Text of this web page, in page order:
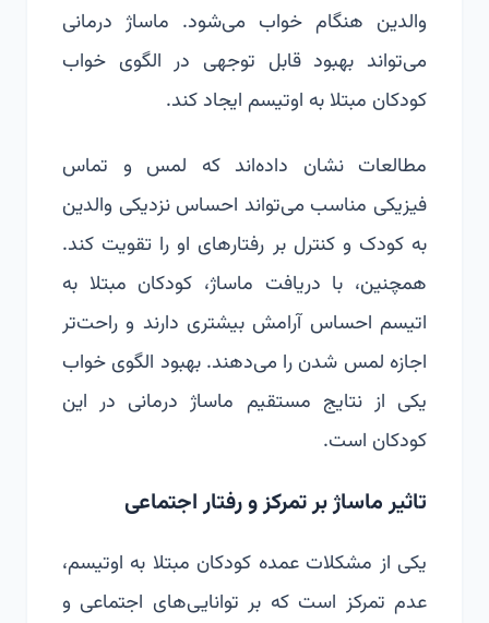
والدین هنگام خواب می‌شود. ماساژ درمانی
می‌تواند بهبود قابل توجهی در الگوی خواب
کودکان مبتلا به اوتیسم ایجاد کند.
مطالعات نشان داده‌اند که لمس و تماس
فیزیکی مناسب می‌تواند احساس نزدیکی والدین
به کودک و کنترل بر رفتارهای او را تقویت کند.
همچنین، با دریافت ماساژ، کودکان مبتلا به
اتیسم احساس آرامش بیشتری دارند و راحت‌تر
اجازه لمس شدن را می‌دهند. بهبود الگوی خواب
یکی از نتایج مستقیم ماساژ درمانی در این
کودکان است.
تاثیر ماساژ بر تمرکز و رفتار اجتماعی
یکی از مشکلات عمده کودکان مبتلا به اوتیسم،
عدم تمرکز است که بر توانایی‌های اجتماعی و